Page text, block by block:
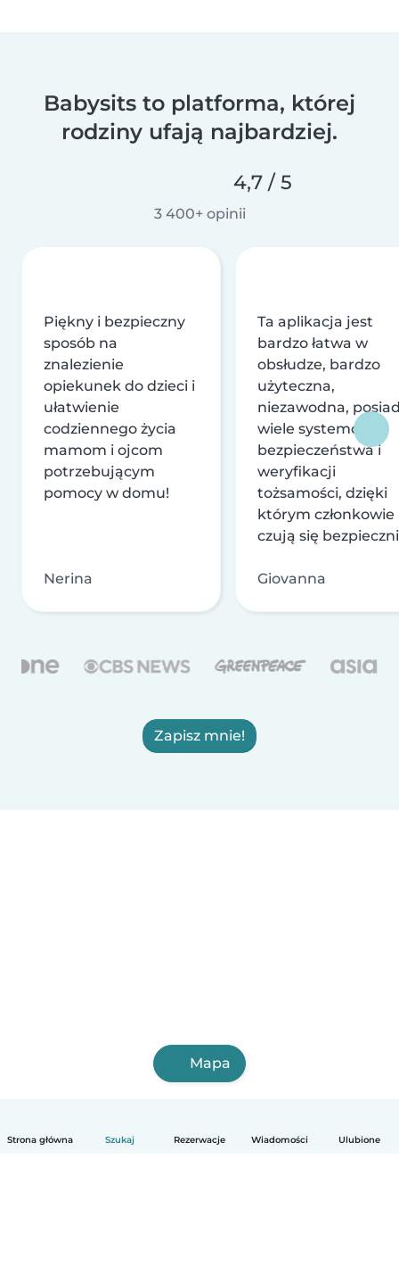
Strona główna Szukaj Rezerwacje Wiadomości Ulubione
Babysits to platforma, której
rodziny ufają najbardziej.
4,7 / 5
3 400+ opinii
Piękny i bezpieczny
sposób na
znalezienie
opiekunek do dzieci i
ułatwienie
codziennego życia
mamom i ojcom
potrzebującym
pomocy w domu!
Nerina
Ta aplikacja jest
bardzo łatwa w
obsłudze, bardzo
użyteczna,
niezawodna,
wiele systemów
bezpieczeństwa i
weryfikacji
tożsamości, dzięki
którym członkowie
czują się
Giovanna
Zapisz mnie!
Mapa